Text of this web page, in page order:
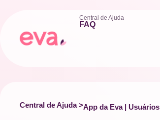
Central de Ajuda
FAQ
Central de Ajuda >App da Eva | Usuários